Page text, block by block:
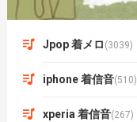
Jpop 着メロ (3039)
iphone 着信音(510)
xperia 着信音(267)